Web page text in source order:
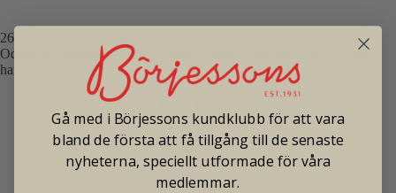
26st briljantslipade diamanter, totalt ca 0,26ct. Kvalité ca TW-VS.
Odlad akoyapärla ø 8,3mm. Längd 62mm. Totalvikt 8,2g. Second
hand.
Tradionellt butikspris: 25 000
Gå med i Börjessons kundklubb för att vara
bland de första att få tillgång till de senaste
nyheterna, speciellt utformade för våra
medlemmar.